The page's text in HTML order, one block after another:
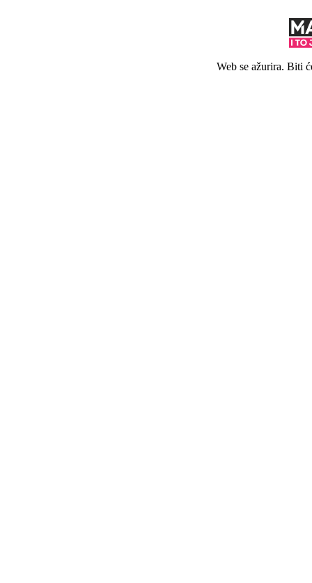
Web se ažurira. Biti